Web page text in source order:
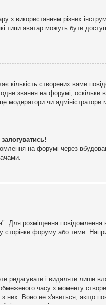
з використанням різних
типи аватар можуть бути
кількість створених вами
звання на форумі,
чи адміністратори
на форумі через
Для розміщення
сторінки форуму або теми.
і видаляти лише
часу з моменту
з них. Воно не з'явиться, якщо